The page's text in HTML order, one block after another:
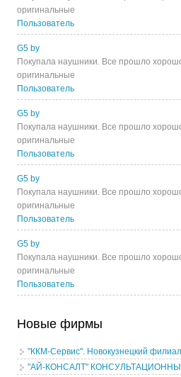
оригинальные
Пользователь
G5 by
Покупала наушники. Все прошло
оригинальные
Пользователь
G5 by
Покупала наушники. Все прошло
оригинальные
Пользователь
G5 by
Покупала наушники. Все прошло
оригинальные
Пользователь
G5 by
Покупала наушники. Все прошло
оригинальные
Пользователь
Новые фирмы
"ККМ-Сервис". Новокузнецкий филиал
"АЙ-КОНСАЛТ"